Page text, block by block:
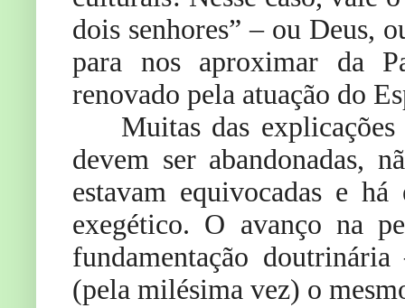
dois senhores” – ou Deus,
para nos aproximar da
renovado pela atuação do
Muitas das
devem ser abandonadas,
estavam equivocadas e
exegético. O avanço na
fundamentação
(pela milésima vez) o